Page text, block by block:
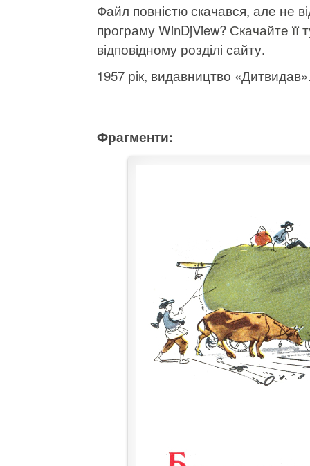
Файл повністю скачався, але не
програму WinDjView? Скачайте її
відповідному розділі сайту.
1957 рік, видавництво «Дитвидав».
Фрагменти: